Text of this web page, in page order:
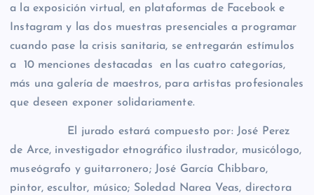
a la exposición virtual, en plataformas de Facebook e
Instagram y las dos muestras presenciales a programar
cuando pase la crisis sanitaria, se entregarán estímulos
a 10 menciones destacadas en las cuatro categorías,
más una galería de maestros, para artistas profesionales
que deseen exponer solidariamente.
El jurado estará compuesto por: José Perez
de Arce, investigador etnográfico ilustrador, musicólogo,
museógrafo y guitarronero; José García Chibbaro,
pintor, escultor, músico; Soledad Narea Veas, directora